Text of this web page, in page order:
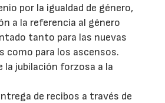
por la igualdad de género,
a la referencia al género
tanto para las nuevas
como para los ascensos.
la jubilación forzosa a la
de recibos a través de